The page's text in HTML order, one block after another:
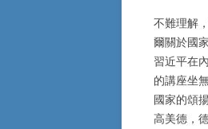
不難理解
爾關於國
習近平在
的講座坐
國家的頌
高美德，